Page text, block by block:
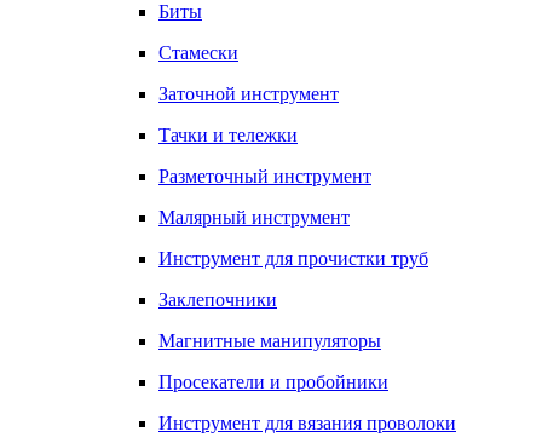
Биты
Стамески
Заточной инструмент
Тачки и тележки
Разметочный инструмент
Малярный инструмент
Инструмент для прочистки труб
Заклепочники
Магнитные манипуляторы
Просекатели и пробойники
Инструмент для вязания проволоки